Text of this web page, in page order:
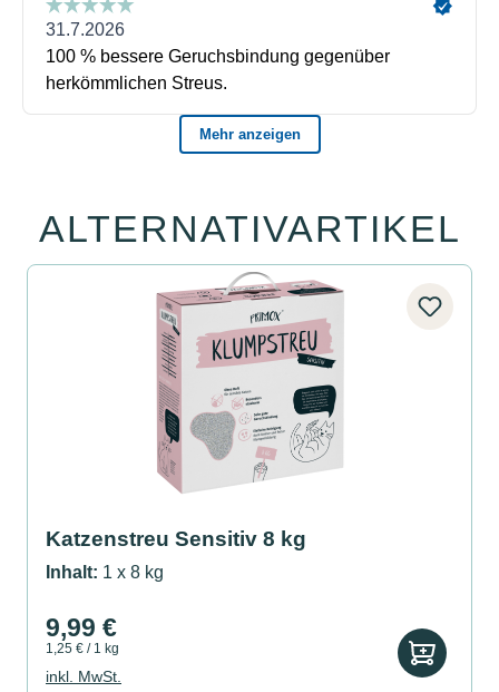
Produktgalerie überspringen
ALTERNATIVARTIKEL
Katzenstreu Sensitiv 8 kg
Inhalt: 1 x 8 kg
9,99 €
1,25 € / 1 kg
inkl. MwSt.